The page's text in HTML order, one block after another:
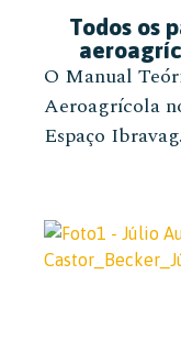
Todos os
O Manual
Aeroagrícola
Espaço